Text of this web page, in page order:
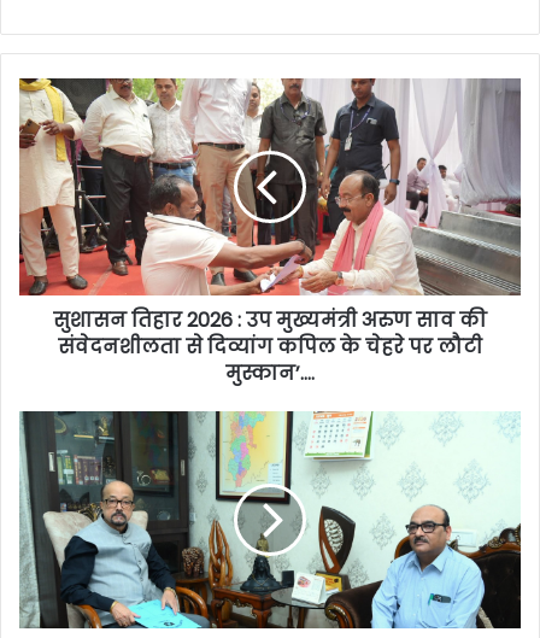
सुशासन तिहार 2026 : उप मुख्यमंत्री अरुण साव की
संवेदनशीलता से दिव्यांग कपिल के चेहरे पर लौटी
मुस्कान’….